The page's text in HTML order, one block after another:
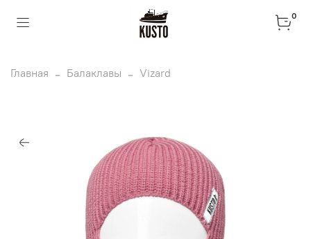
0
Главная Балаклавы Vizard